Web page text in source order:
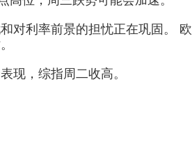
对利率前景的担忧正在巩固。 欧
现，综指周二收高。